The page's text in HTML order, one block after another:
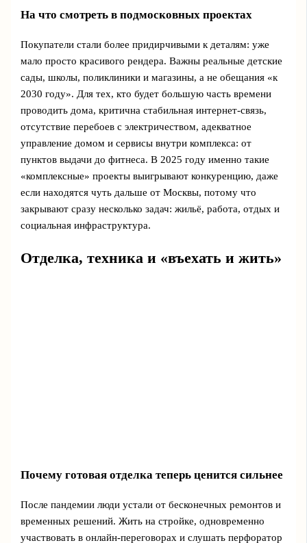
На что смотреть в подмосковных проектах
Покупатели стали более придирчивыми к деталям: уже
мало просто красивого рендера. Важны реальные детские
сады, школы, поликлиники и магазины, а не обещания «к
2030 году». Для тех, кто будет большую часть времени
проводить дома, критична стабильная интернет‑связь,
отсутствие перебоев с электричеством, адекватное
управление домом и сервисы внутри комплекса: от
пунктов выдачи до фитнеса. В 2025 году именно такие
«комплексные» проекты выигрывают конкуренцию, даже
если находятся чуть дальше от Москвы, потому что
закрывают сразу несколько задач: жильё, работа, отдых и
социальная инфраструктура.
Отделка, техника и «въехать и жить»
Почему готовая отделка теперь ценится сильнее
После пандемии люди устали от бесконечных ремонтов и
временных решений. Жить на стройке, одновременно
участвовать в онлайн-переговорах и слушать перфоратор